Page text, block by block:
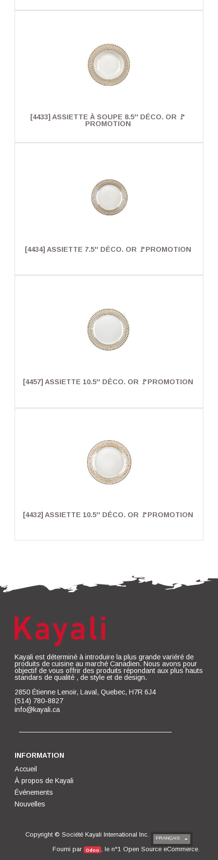
[4433] ASSIETTE À SOUPE 8.5'' DÉCO. OR 🚩
PROMOTION
[4434] ASSIETTE 7.5'' DÉCO. OR 🚩PROMOTION
[4457] ASSIETTE 10.5'' DÉCO. OR 🚩PROMOTION
[4432] ASSIETTE 10.5'' DÉCO. OR 🚩PROMOTION
Kayali est déterminé à introduire la plus grande variéré de
produits de cuisine au marché Canadien. Nous avons pour
objectif de vous offrir des produits répondant aux plus hauts
standars de qualité , de style et de design.
2850 Étienne Lenoir, Laval, Quebec, H7R 6J4
(514) 780-8827
info@kayali.ca
INFORMATION
Accueil
À propos de Kayali
Événements
Nouvelles
Copyright © Société Kayali International Inc. FRANÇAIS
Fourni par Odoo , le n°1 Open Source eCommerce.